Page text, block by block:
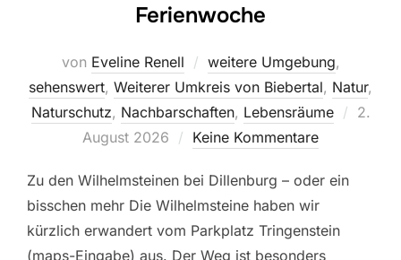
Ferienwoche
von Eveline Renell weitere Umgebung,
sehenswert, Weiterer Umkreis von Biebertal, Natur,
Naturschutz, Nachbarschaften, Lebensräume
2.
August 2026
Keine Kommentare
Zu den Wilhelmsteinen bei Dillenburg – oder ein
bisschen mehr Die Wilhelmsteine haben wir
kürzlich erwandert vom Parkplatz Tringenstein
(maps-Eingabe) aus. Der Weg ist besonders